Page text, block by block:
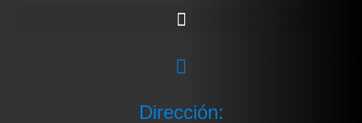
Dirección: